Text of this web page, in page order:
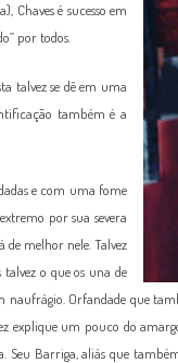
Chaves é sucesso em
por todos.
talvez se dê em uma
também é a
e com uma fome
por sua severa
de melhor nele. Talvez
o que os una de
Orfandade que
um pouco do
Seu Barriga, aliás que